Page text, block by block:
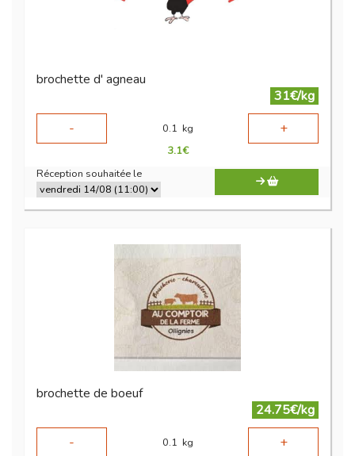
brochette d' agneau
31€/kg
-
0.1 kg +
3.1€
Réception souhaitée le
brochette de boeuf
24.75€/kg
-
0.1 kg +